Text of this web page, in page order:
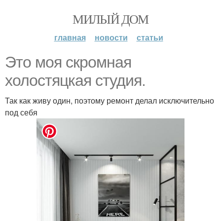
МИЛЫЙ ДОМ
главная новости статьи
Это моя скромная
холостяцкая студия.
Так как живу один, поэтому ремонт делал исключительно
под себя